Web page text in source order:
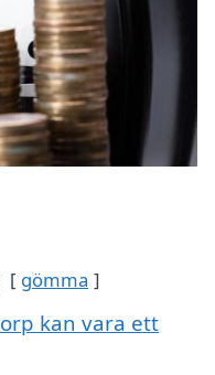
gömma
kan vara ett